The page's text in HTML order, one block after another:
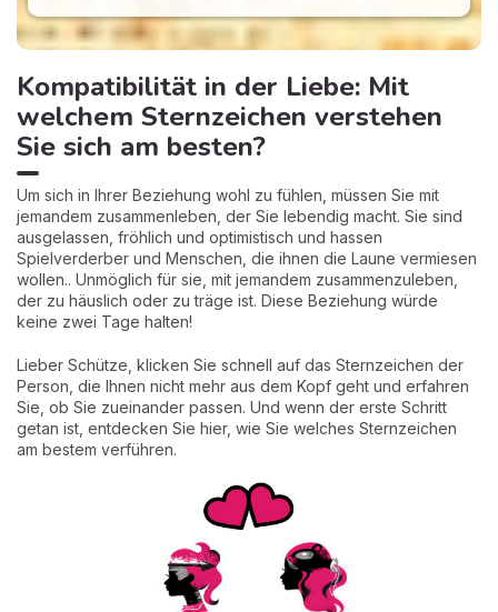
Kompatibilität in der Liebe: Mit
welchem Sternzeichen verstehen
Sie sich am besten?
Um sich in Ihrer Beziehung wohl zu fühlen, müssen Sie mit
jemandem zusammenleben, der Sie lebendig macht. Sie sind
ausgelassen, fröhlich und optimistisch und hassen
Spielverderber und Menschen, die ihnen die Laune vermiesen
wollen.. Unmöglich für sie, mit jemandem zusammenzuleben,
der zu häuslich oder zu träge ist. Diese Beziehung würde
keine zwei Tage halten!
Lieber Schütze, klicken Sie schnell auf das Sternzeichen der
Person, die Ihnen nicht mehr aus dem Kopf geht und erfahren
Sie, ob Sie zueinander passen. Und wenn der erste Schritt
getan ist, entdecken Sie hier, wie Sie welches Sternzeichen
am bestem verführen.